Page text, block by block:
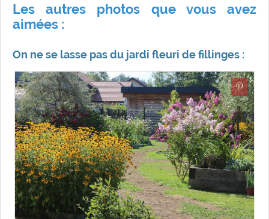
Les autres photos que vous avez
aimées :
On ne se lasse pas du jardi fleuri de fillinges :